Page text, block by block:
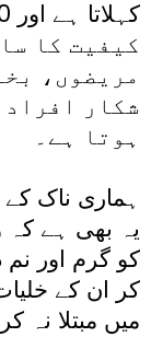
کیفیت کا
مریضوں،
شکار
ہوتا ہے۔
ہماری ناک
یہ بھی ہے کہ
کو گرم اور نم
کر ان کے
میں مبتلا نہ